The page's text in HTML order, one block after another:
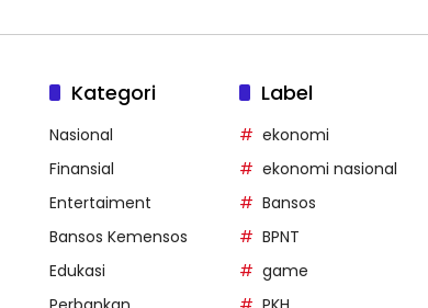
Kategori
Nasional
Finansial
Entertaiment
Bansos Kemensos
Edukasi
Label
ekonomi
ekonomi nasional
Bansos
BPNT
game